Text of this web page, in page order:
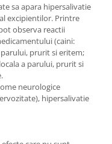
sa apara hipersalivatie
excipientilor. Printre
observa reactii
(caini:
prurit si eritem;
a parului, prurit si
neurologice
hipersalivatie